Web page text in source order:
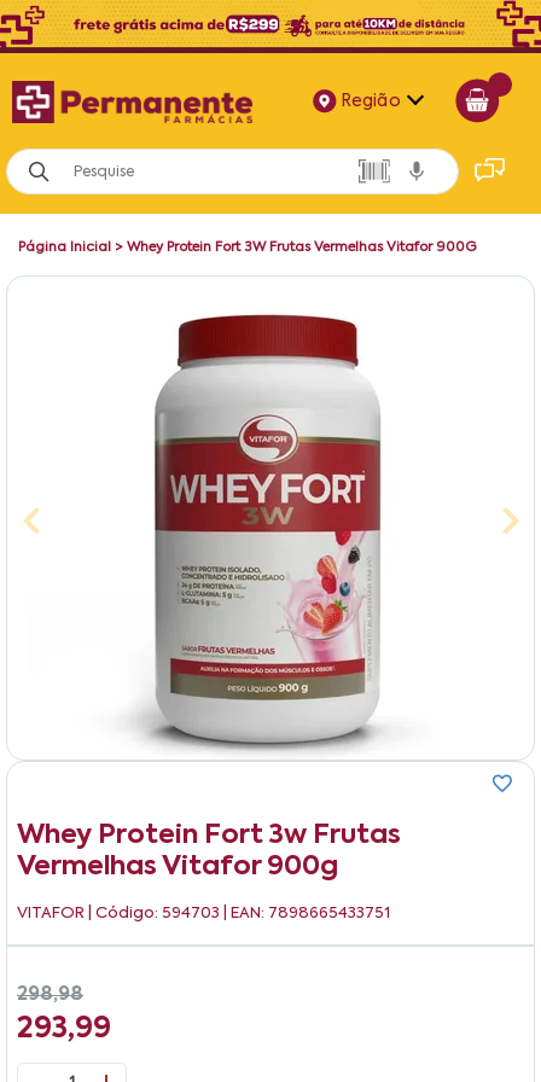
Região
Alagoas
Bahia
Página Inicial > Whey Protein Fort 3W Frutas Vermelhas Vitafor 900G
Whey Protein Fort 3w Frutas
Vermelhas Vitafor 900g
VITAFOR | Código: 594703 | EAN: 7898665433751
298,98
293,99